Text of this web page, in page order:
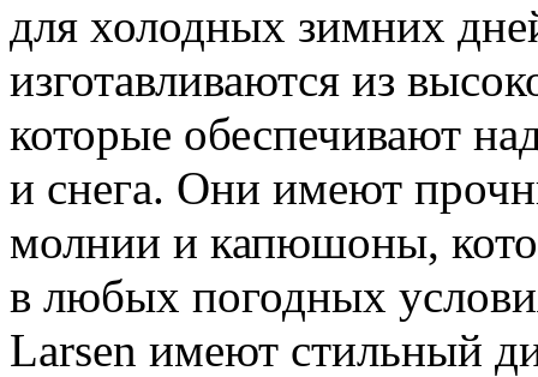
для холодных зимних
изготавливаются из
которые обеспечивают
и снега. Они имеют
молнии и капюшоны,
в любых погодных
Larsen имеют стильный